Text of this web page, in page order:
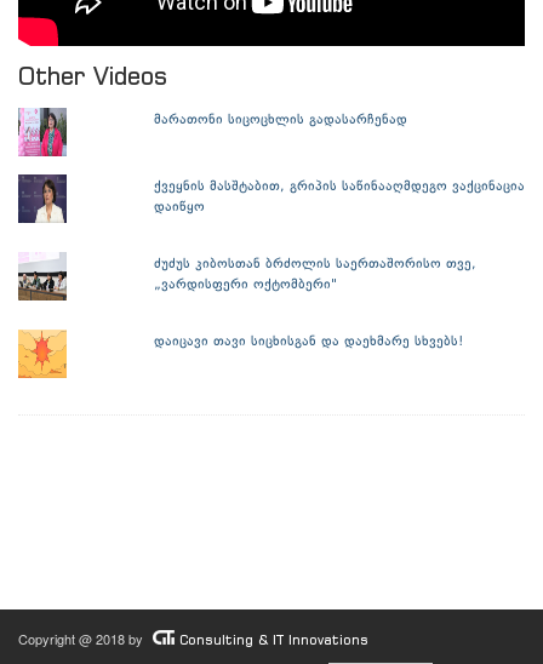
Other Videos
მარათონი სიცოცხლის გადასარჩენად
ქვეყნის მასშტაბით, გრიპის საწინააღმდეგო ვაქცინაცია
დაიწყო
ძუძუს კიბოსთან ბრძოლის საერთაშორისო თვე,
„ვარდისფერი ოქტომბერი"
დაიცავი თავი სიცხისგან და დაეხმარე სხვებს!
Copyright @ 2018 by Consulting & IT Innovations